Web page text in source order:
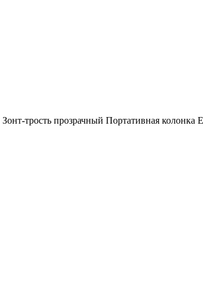
Зонт-трость прозрачный Портативная колонка